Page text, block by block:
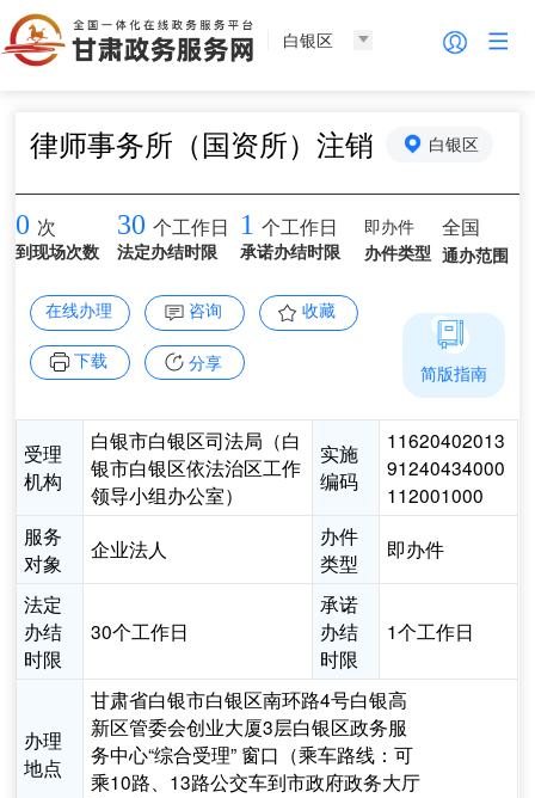
白银区
律师事务所（国资所）注销 白银区
0 次
到现场次数
30 个工作日
法定办结时限
1 个工作日
承诺办结时限
即办件
办件类型
全国
通办范围
在线办理 咨询 收藏
下载 分享
受理
机构
白银市白银区司法局（白
银市白银区依法治区工作
领导小组办公室）
实施
编码
11620402013
91240434000
112001000
服务
对象
企业法人
办件
类型
即办件
法定
办结
时限
30个工作日
承诺
办结
时限
1个工作日
办理
地点
甘肃省白银市白银区南环路4号白银高
新区管委会创业大厦3层白银区政务服
务中心“综合受理” 窗口（乘车路线：可
乘10路、13路公交车到市政府政务大厅
简版指南